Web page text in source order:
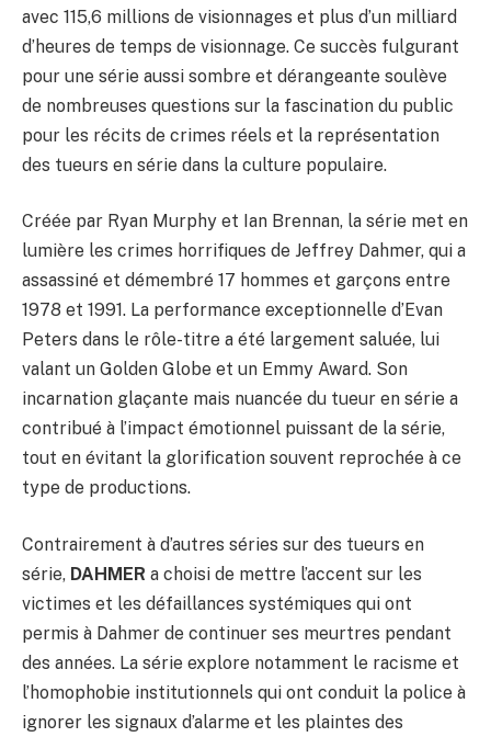
avec 115,6 millions de visionnages et plus d’un milliard
d’heures de temps de visionnage. Ce succès fulgurant
pour une série aussi sombre et dérangeante soulève
de nombreuses questions sur la fascination du public
pour les récits de crimes réels et la représentation
des tueurs en série dans la culture populaire.
Créée par Ryan Murphy et Ian Brennan, la série met en
lumière les crimes horrifiques de Jeffrey Dahmer, qui a
assassiné et démembré 17 hommes et garçons entre
1978 et 1991. La performance exceptionnelle d’Evan
Peters dans le rôle-titre a été largement saluée, lui
valant un Golden Globe et un Emmy Award. Son
incarnation glaçante mais nuancée du tueur en série a
contribué à l’impact émotionnel puissant de la série,
tout en évitant la glorification souvent reprochée à ce
type de productions.
Contrairement à d’autres séries sur des tueurs en
série, DAHMER a choisi de mettre l’accent sur les
victimes et les défaillances systémiques qui ont
permis à Dahmer de continuer ses meurtres pendant
des années. La série explore notamment le racisme et
l’homophobie institutionnels qui ont conduit la police à
ignorer les signaux d’alarme et les plaintes des